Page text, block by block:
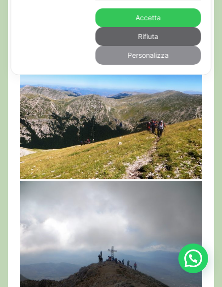
Accetta
Rifiuta
Personalizza